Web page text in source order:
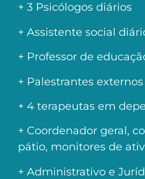
+ 3 Psicólogos diários
+ Assistente social
+ Professor de
+ Palestrantes externos
+ 4 terapeutas em
+ Coordenador geral,
pátio, monitores de
+ Administrativo e